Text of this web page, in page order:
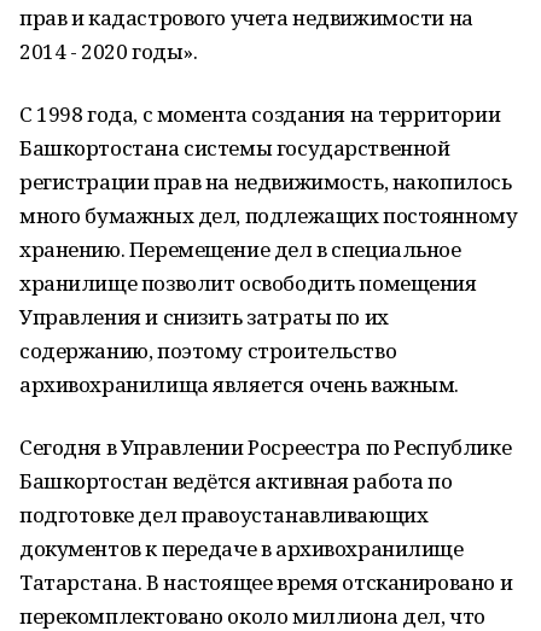
прав и кадастрового учета недвижимости на
2014 - 2020 годы».
С 1998 года, с момента создания на территории
Башкортостана системы государственной
регистрации прав на недвижимость, накопилось
много бумажных дел, подлежащих постоянному
хранению. Перемещение дел в специальное
хранилище позволит освободить помещения
Управления и снизить затраты по их
содержанию, поэтому строительство
архивохранилища является очень важным.
Сегодня в Управлении Росреестра по Республике
Башкортостан ведётся активная работа по
подготовке дел правоустанавливающих
документов к передаче в архивохранилище
Татарстана. В настоящее время отсканировано и
перекомплектовано около миллиона дел, что